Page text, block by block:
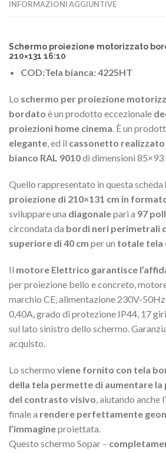
INFORMAZIONI AGGIUNTIVE
Schermo proiezione motorizzato
210×131 16:10
COD:Tela bianca: 4225HT
Lo schermo per proiezione
bordato è un prodotto eccezionale
proiezioni home cinema . È un
elegante , ed il cassonetto
bianco RAL 9010di dimensioni 85×93
Quello rappresentato in questa scheda
proiezione di 210×131 cm in
sviluppare una diagonalepari a 97
circondata da bordi neri perimetrali
superiore di 40 cm per un totale tela
Il motore Elettrico garantisce
per proiezione bello e concreto,
marchio CE, alimentazione 230V-
0,40A, grado di protezione IP44, 17
sul lato sinistro dello schermo.
acquisto.
Lo schermo viene fornito con tela
della tela permette di aumentare la
del contrasto visivo , aiutando
finale a rendere perfettamente
l’immagineproiettata.
Questo schermo Sopar –